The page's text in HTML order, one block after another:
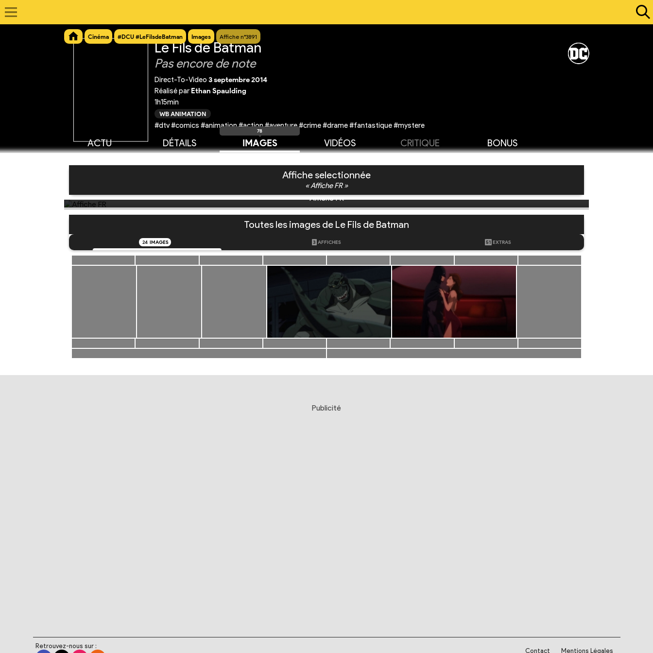
Cinéma #DCU #LeFilsdeBatman Images Affiche n°3891
Le Fils de Batman
Pas encore de note
Direct-To-Video 3 septembre 2014
Réalisé par Ethan Spaulding
1h15min
WB ANIMATION
#dtv #comics #animation #action #aventure #crime #drame #fantastique #mystere
ACTU DÉTAILS IMAGES
78
VIDÉOS CRITIQUE BONUS
Affiche selectionnée
« Affiche FR »
Affiche FR
Toutes les images de Le Fils de Batman
24 IMAGES 3 AFFICHES 51 EXTRAS
Publicité
Retrouvez-nous sur :
Contact Mentions Légales